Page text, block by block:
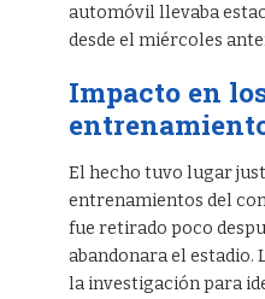
automóvil llevaba
desde el miércoles
Impacto en
El hecho tuvo lugar
entrenamientos del
fue retirado poco
abandonara el estadio.
la investigación para